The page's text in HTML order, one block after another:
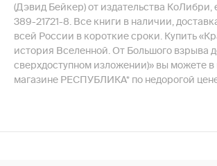
(Дэвид Бейкер) от издательства КоЛибри,
389-21721-8. Все книги в наличии,
всей России в короткие сроки. Купить
история Вселенной. От Большого взрыва
сверхдоступном изложении)» вы можете в
магазине РЕСПУБЛИКА* по недорогой